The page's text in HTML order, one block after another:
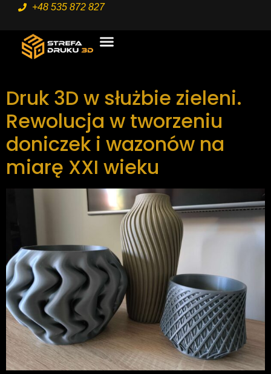
+48 535 872 827
Druk 3D w służbie zieleni.
Rewolucja w tworzeniu
doniczek i wazonów na
miarę XXI wieku